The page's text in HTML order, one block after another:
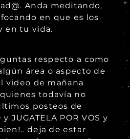
Anda meditando,
en que es los
en tu vida.
respecto a como
área o aspecto de
video de mañana
todavía no
posteos de
y JUGATELA POR VOS y
deja de estar